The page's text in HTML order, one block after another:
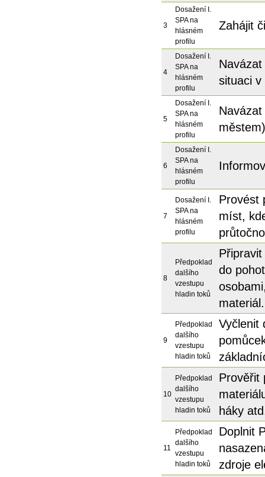
3
Dosažení I.
SPA na
hlásném
profilu
Zahájit
4
Dosažení I.
SPA na
hlásném
profilu
situaci v
5
Dosažení I.
SPA na
hlásném
profilu
6
Dosažení I.
SPA na
hlásném
profilu
7
Dosažení I.
SPA na
hlásném
profilu
Provést
míst,
8
Předpoklad
dalšího
vzestupu
hladin toků
do
materiál.
9
Předpoklad
dalšího
vzestupu
hladin toků
Vyčlenit
10
Předpoklad
dalšího
vzestupu
hladin toků
Prověřit
háky
11
Předpoklad
dalšího
vzestupu
hladin toků
Doplnit
zdroje